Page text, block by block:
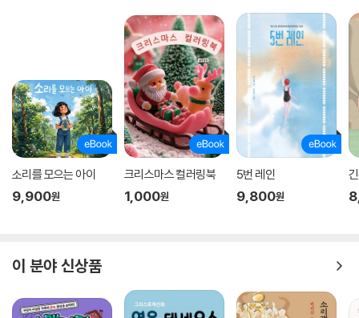
소리를 모으는 아이
9,900원
크리스마스 컬러링북
1,000원
5번 레인
9,800원
이 분야 신상품